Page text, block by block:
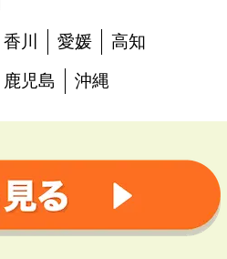
香川 愛媛 高知
鹿児島 沖縄